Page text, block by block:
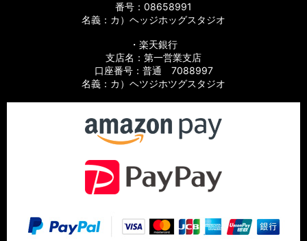
番号：08658991
名義：カ）ヘッジホッグスタジオ
・楽天銀行
支店名：第一営業支店
口座番号：普通 7088997
名義：カ）ヘツジホツグスタジオ